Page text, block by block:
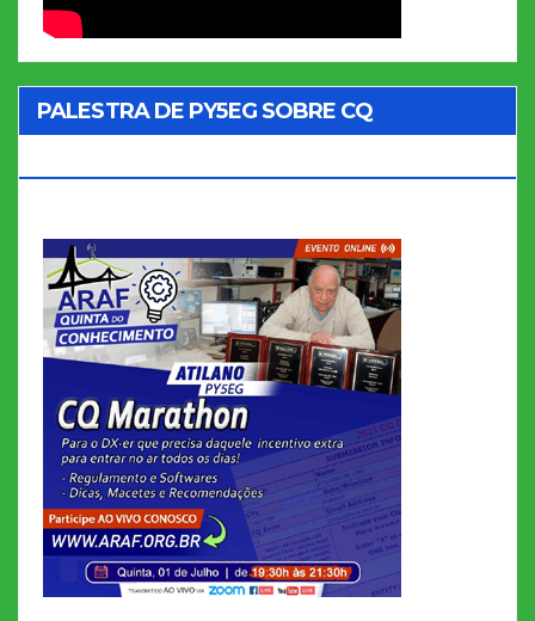
PALESTRA DE PY5EG SOBRE CQ